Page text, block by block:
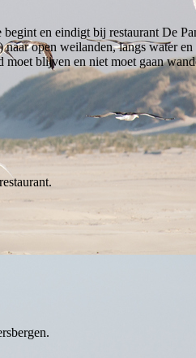
en eindigt bij restaurant De
open weilanden, langs water
blijven en niet moet gaan